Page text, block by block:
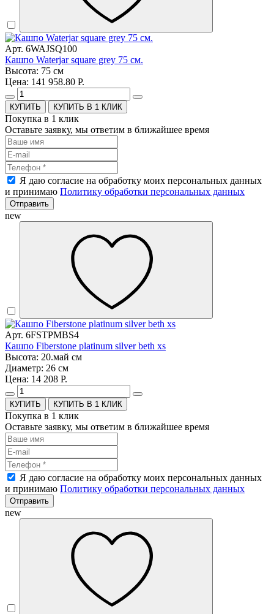
Арт. 6WAJSQ100
Кашпо Waterjar square grey 75 см.
Высота: 75 см
Цена: 141 958.80 Р.
КУПИТЬ В 1 КЛИК
Покупка в 1 клик
Оставьте заявку, мы ответим в ближайшее время
Я даю согласие на обработку моих персональных данных
и принимаю Политику обработки персональных данных
Отправить
new
Арт. 6FSTPMBS4
Кашпо Fiberstone platinum silver beth xs
Высота: 20.май см
Диаметр: 26 см
Цена: 14 208 Р.
КУПИТЬ В 1 КЛИК
Покупка в 1 клик
Оставьте заявку, мы ответим в ближайшее время
Я даю согласие на обработку моих персональных данных
и принимаю Политику обработки персональных данных
Отправить
new